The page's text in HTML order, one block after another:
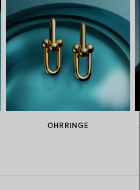
OHRRINGE